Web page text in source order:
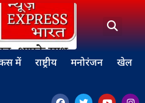
में राष्ट्रीय मनोरंजन खेल